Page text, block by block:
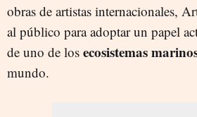
obras de artistas internacionales,
al público para adoptar un papel
de uno de los ecosistemas
mundo.